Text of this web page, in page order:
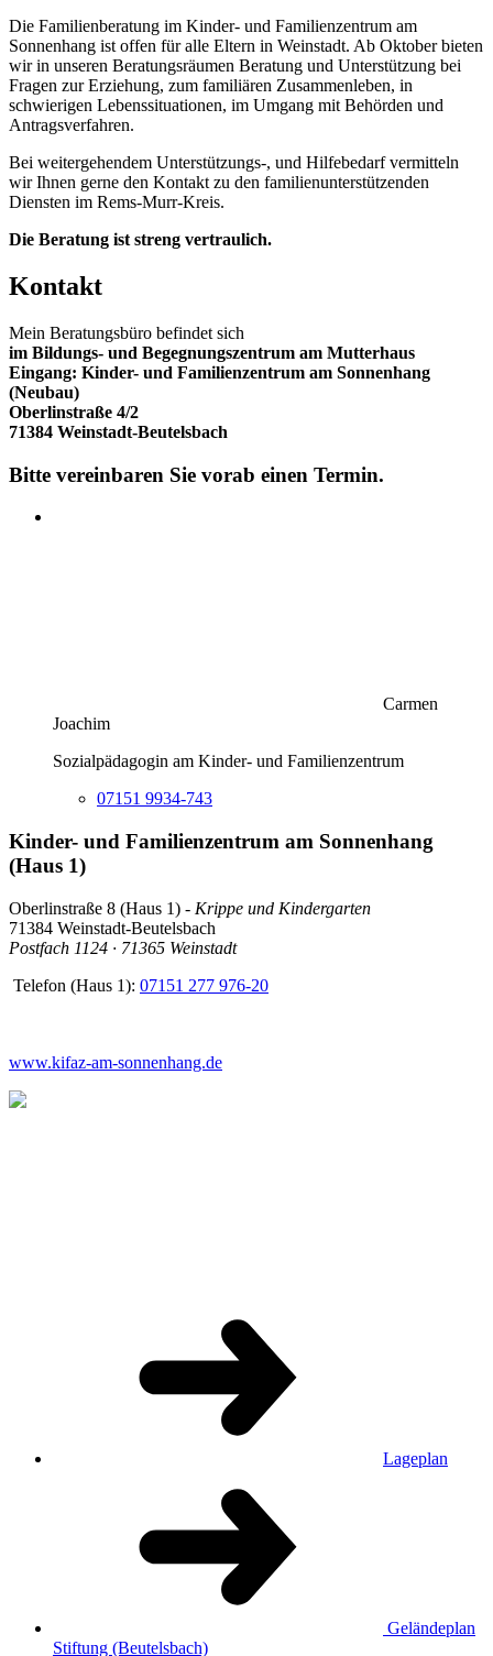
Die Familienberatung im Kinder- und Familienzentrum am
Sonnenhang ist offen für alle Eltern in Weinstadt. Ab Oktober bieten
wir in unseren Beratungsräumen Beratung und Unterstützung bei
Fragen zur Erziehung, zum familiären Zusammenleben, in
schwierigen Lebenssituationen, im Umgang mit Behörden und
Antragsverfahren.
Bei weitergehendem Unterstützungs-, und Hilfebedarf vermitteln
wir Ihnen gerne den Kontakt zu den familienunterstützenden
Diensten im Rems-Murr-Kreis.
Die Beratung ist streng vertraulich.
Kontakt
Mein Beratungsbüro befindet sich
im Bildungs- und Begegnungszentrum am Mutterhaus
Eingang: Kinder- und Familienzentrum am Sonnenhang
(Neubau)
Oberlinstraße 4/2
71384 Weinstadt-Beutelsbach
Bitte vereinbaren Sie vorab einen Termin.
Carmen
Joachim
Sozialpädagogin am Kinder- und Familienzentrum
07151 9934-743
Kinder- und Familienzentrum am Sonnenhang
(Haus 1)
Oberlinstraße 8 (Haus 1) - Krippe und Kindergarten
71384 Weinstadt-Beutelsbach
Postfach 1124 · 71365 Weinstadt
Telefon (Haus 1): 07151 277 976-20
www.kifaz-am-sonnenhang.de
Lageplan
Geländeplan
Stiftung (Beutelsbach)